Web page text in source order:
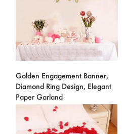
Golden Engagement Banner,
Diamond Ring Design, Elegant
Paper Garland